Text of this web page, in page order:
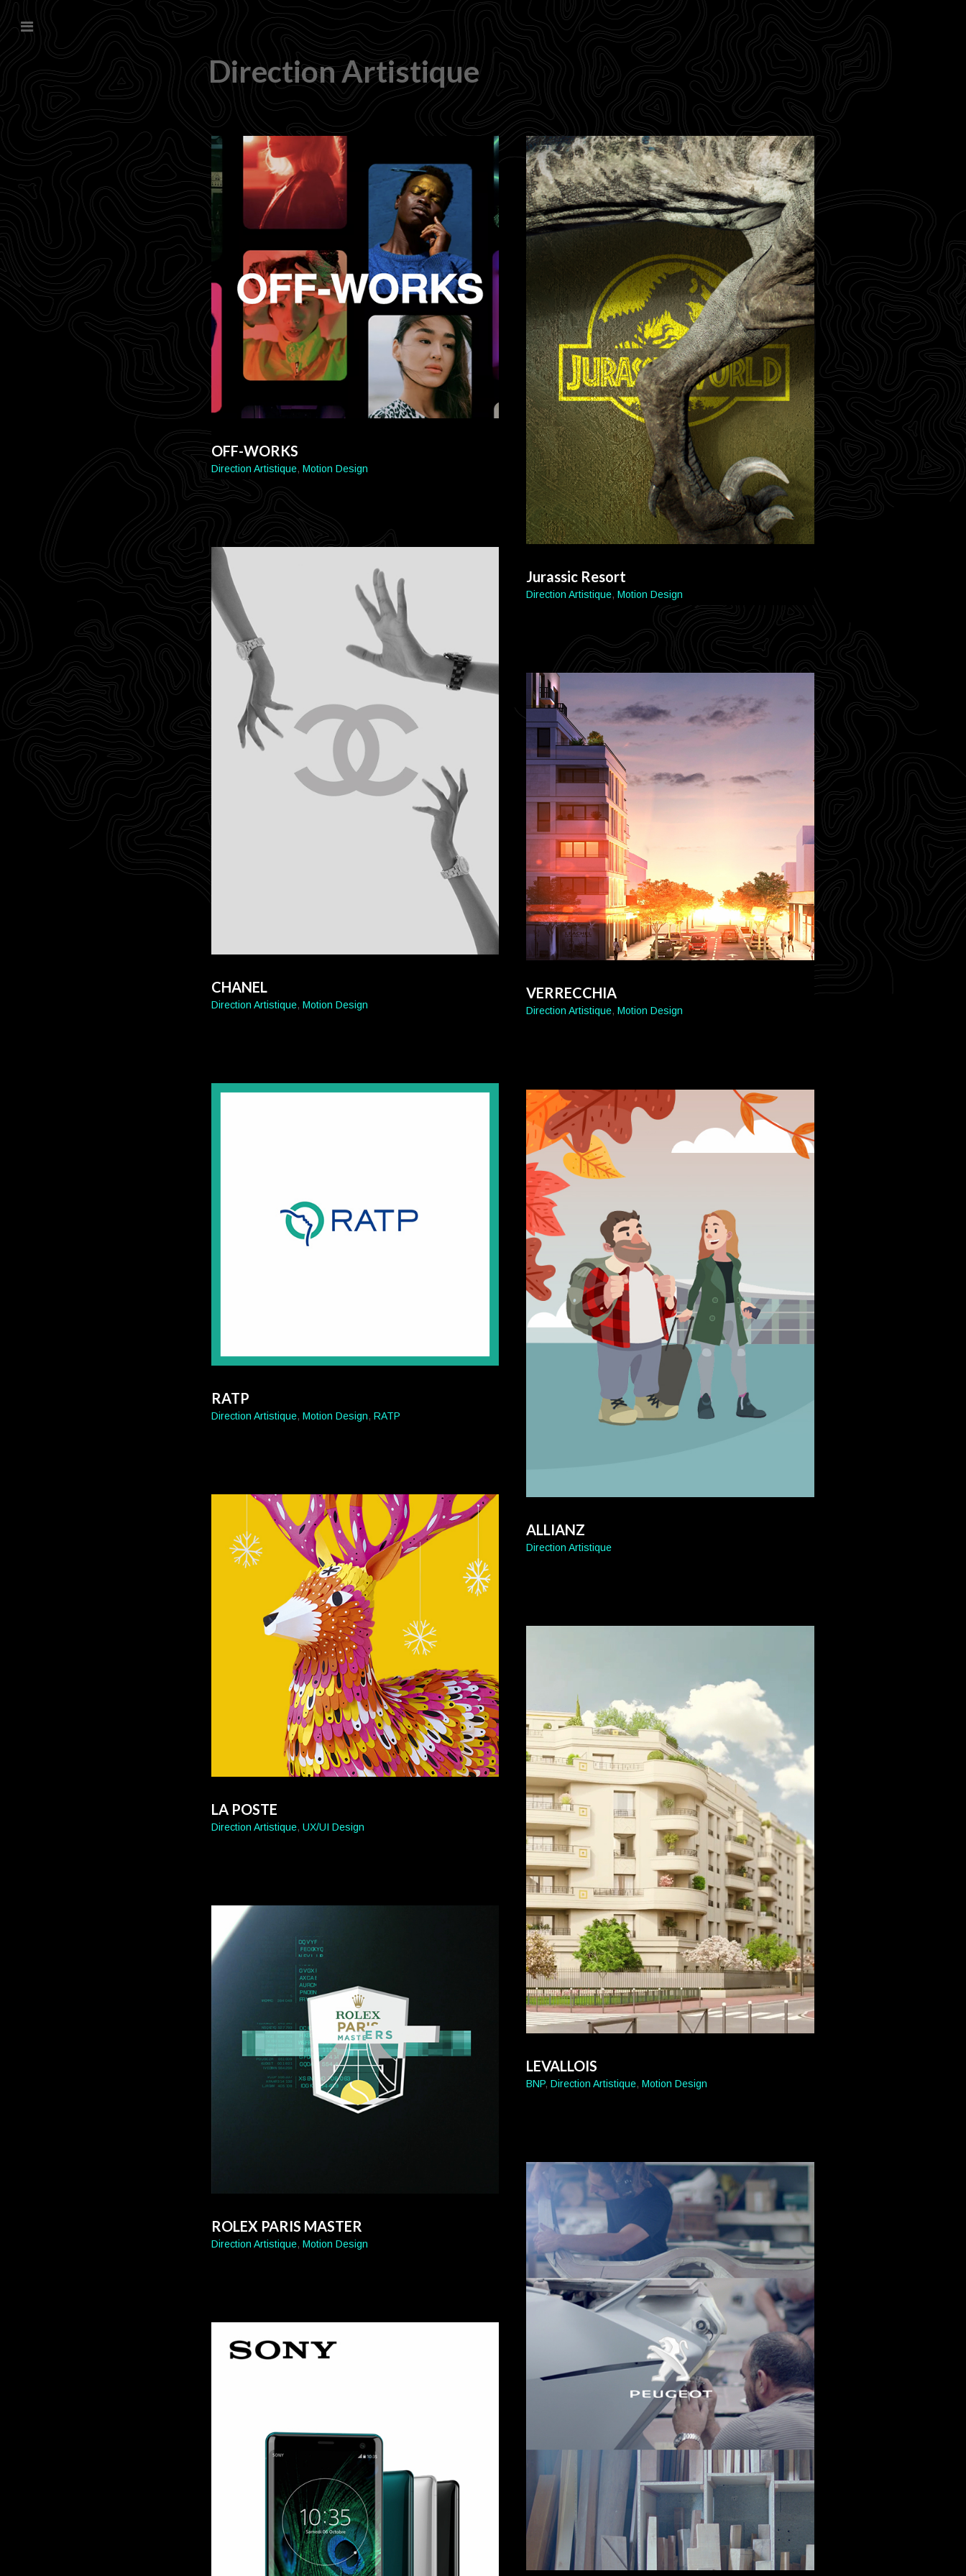
Direction Artistique
OFF-WORKS
Direction Artistique, Motion Design
Jurassic Resort
Direction Artistique, Motion Design
CHANEL
Direction Artistique, Motion Design
VERRECCHIA
Direction Artistique, Motion Design
RATP
Direction Artistique, Motion Design, RATP
ALLIANZ
Direction Artistique
LA POSTE
Direction Artistique, UX/UI Design
LEVALLOIS
BNP, Direction Artistique, Motion Design
ROLEX PARIS MASTER
Direction Artistique, Motion Design